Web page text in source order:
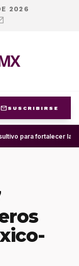
2026
mail SUSCRIBIRSE
para fortalecer la